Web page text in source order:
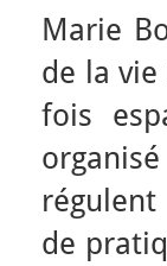
Marie
de la
fois
de